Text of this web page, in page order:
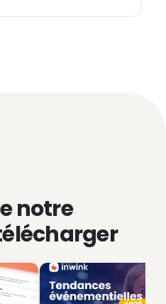
notre